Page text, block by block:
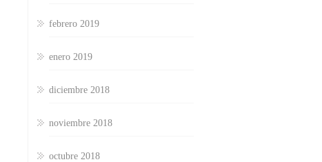
febrero 2019
enero 2019
diciembre 2018
noviembre 2018
octubre 2018